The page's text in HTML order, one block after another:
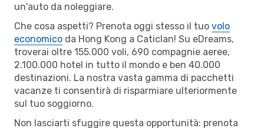
un'auto da noleggiare.
Che cosa aspetti? Prenota oggi stesso il tuo volo
economico da Hong Kong a Caticlan! Su eDreams,
troverai oltre 155.000 voli, 690 compagnie aeree,
2.100.000 hotel in tutto il mondo e ben 40.000
destinazioni. La nostra vasta gamma di pacchetti
vacanze ti consentirà di risparmiare ulteriormente
sul tuo soggiorno.
Non lasciarti sfuggire questa opportunità: prenota